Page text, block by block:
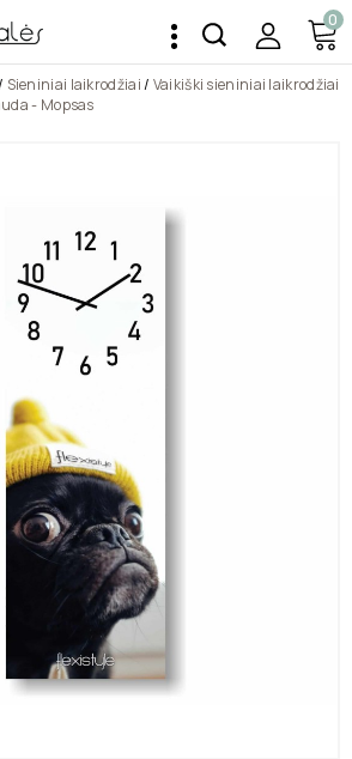
0
Sieniniai laikrodžiai
Vaikiški sieniniai laikrodžiai
- Mopsas